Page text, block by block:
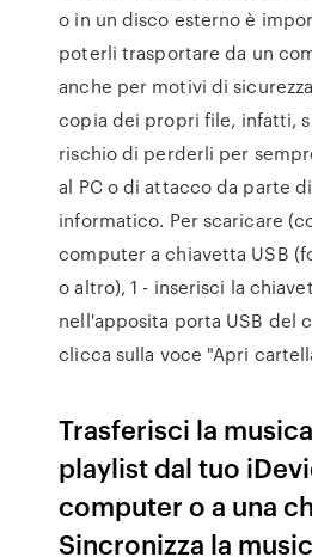
o in un disco esterno è
poterli trasportare da un
anche per motivi di
copia dei propri file, infatti,
rischio di perderli per
al PC o di attacco da parte
informatico. Per scaricare
computer a chiavetta USB
o altro), 1 - inserisci la
nell'apposita porta USB del
clicca sulla voce "Apri
Trasferisci la
playlist dal tuo
computer o a una
Sincronizza la